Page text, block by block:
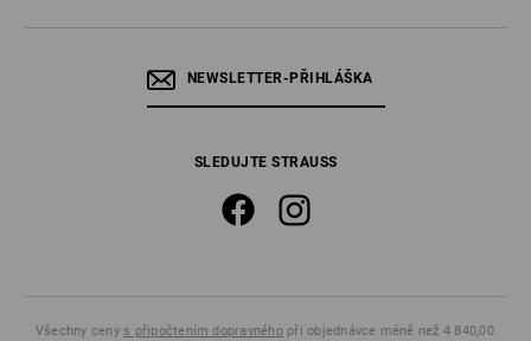
NEWSLETTER-PŘIHLÁŠKA
SLEDUJTE STRAUSS
Všechny ceny s připočtením dopravnéhopři objednávce méně než 4 840,00